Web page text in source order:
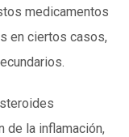
medicamentos
en ciertos casos,
de la inflamación,